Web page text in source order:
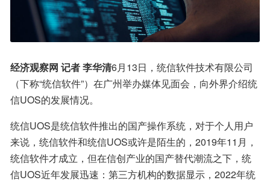
经济观察网 记者 李华清6月13日，统信软件技术有限公司
（下称“统信软件”）在广州举办媒体见面会，向外界介绍统
信UOS的发展情况。
统信UOS是统信软件推出的国产操作系统，对于个人用户
来说，统信软件和统信UOS或许是陌生的，2019年11月，
统信软件才成立，但在信创产业的国产替代潮流之下，统
信UOS近年发展迅速：第三方机构的数据显示，2022年统